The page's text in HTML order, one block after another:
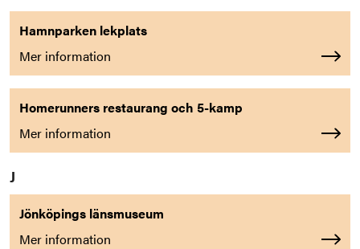
Hamnparken lekplats
Mer information
Homerunners restaurang och 5-kamp
Mer information
J
Jönköpings länsmuseum
Mer information